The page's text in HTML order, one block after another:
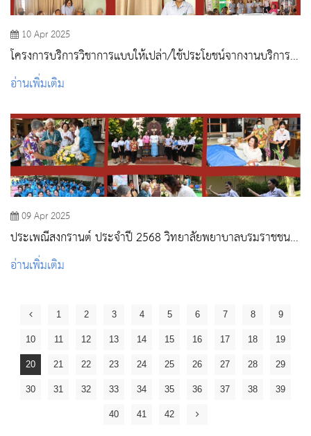
10 Apr 2025
โครงการบริการวิชาการแบบให้เปล่า/ใช้ประโยชน์จากงานบริการ
วิชาการ ณ สถานีอนามัยเฉลิมพระเกียรติ 60 พรรษา นวมินท
ราชินี ตำบลลำพญากลาง อำเภอมวกเหล็ก จังหวัดสระบุรี
อ่านเพิ่มเติม
09 Apr 2025
ประเพณีสงกรานต์ ประจำปี 2568 วิทยาลัยพยาบาลบรมราชชนนี
สระบุรี
อ่านเพิ่มเติม
1 2 3 4 5 6 7 8 9
10 11 12 13 14 15 16 17 18 19
20 21 22 23 24 25 26 27 28 29
30 31 32 33 34 35 36 37 38 39
40 41 42